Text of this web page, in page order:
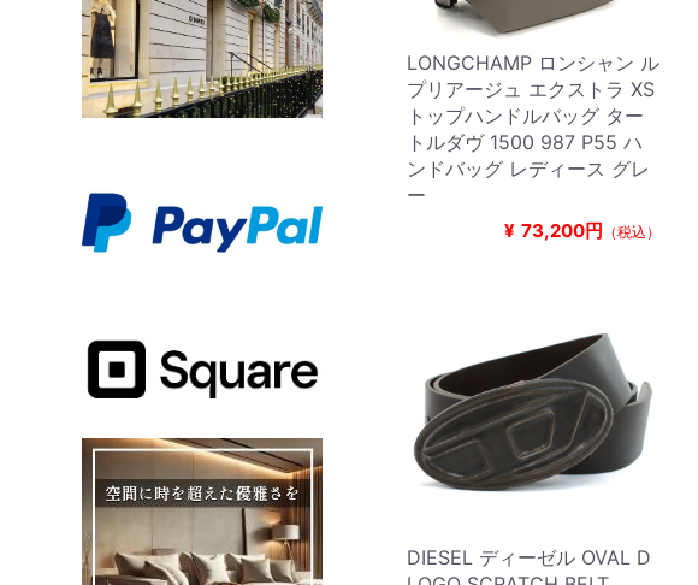
LONGCHAMP ロンシャン ル
プリアージュ エクストラ XS
トップハンドルバッグ ター
トルダヴ 1500 987 P55 ハ
ンドバッグ レディース グレ
ー
¥ 73,200円 （税込）
DIESEL ディーゼル OVAL D